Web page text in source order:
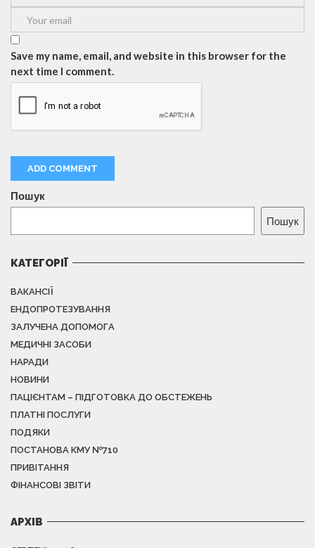
Save my name, email, and website in this browser for the
next time I comment.
Пошук
Пошук
КАТЕГОРІЇ
ВАКАНСІЇ
ЕНДОПРОТЕЗУВАННЯ
ЗАЛУЧЕНА ДОПОМОГА
МЕДИЧНІ ЗАСОБИ
НАРАДИ
НОВИНИ
ПАЦІЄНТАМ – ПІДГОТОВКА ДО ОБСТЕЖЕНЬ
ПЛАТНІ ПОСЛУГИ
ПОДЯКИ
ПОСТАНОВА КМУ №710
ПРИВІТАННЯ
ФІНАНСОВІ ЗВІТИ
АРХІВ